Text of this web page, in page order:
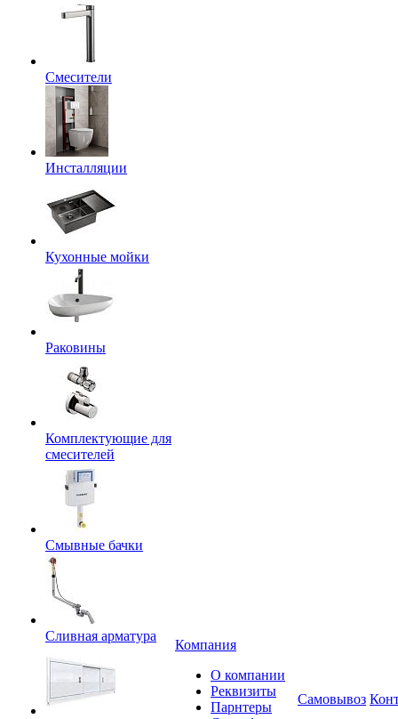
Смесители
Инсталляции
Кухонные мойки
Раковины
Комплектующие для
смесителей
Смывные бачки
Сливная арматура
Компания
О компании
Реквизиты
Парнтеры
Самовывоз